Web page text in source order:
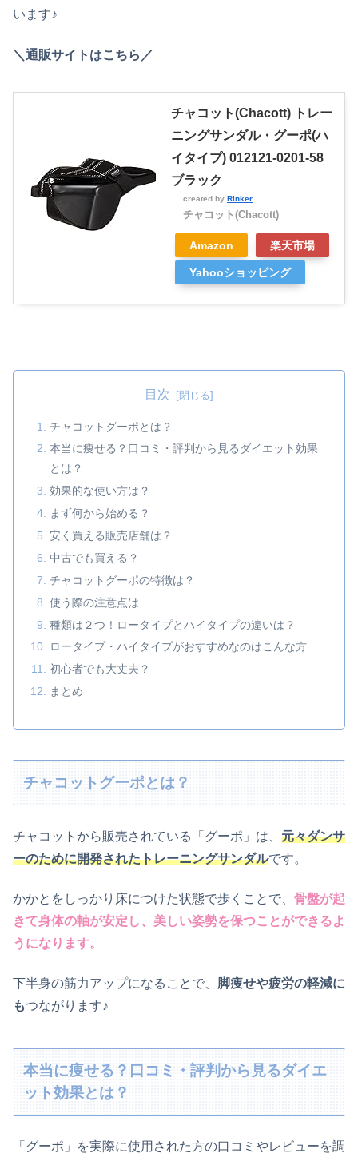
います♪
＼通販サイトはこちら／
チャコット(Chacott) トレー
ニングサンダル・グーポ(ハ
イタイプ) 012121-0201-58
ブラック
created by Rinker
チャコット(Chacott)
Amazon 楽天市場
Yahooショッピング
目次
チャコットグーポとは？
本当に痩せる？口コミ・評判から見るダイエット効果
とは？
効果的な使い方は？
まず何から始める？
安く買える販売店舗は？
中古でも買える？
チャコットグーポの特徴は？
使う際の注意点は
種類は２つ！ロータイプとハイタイプの違いは？
ロータイプ・ハイタイプがおすすめなのはこんな方
初心者でも大丈夫？
まとめ
チャコットグーポとは？
チャコットから販売されている「グーポ」は、 元々ダンサ
ーのために開発されたトレーニングサンダルです。
かかとをしっかり床につけた状態で歩くことで、 骨盤が起
きて身体の軸が安定し、美しい姿勢を保つことができるよ
うになります。
下半身の筋力アップになることで、 脚痩せや疲労の軽減に
もつながります♪
本当に痩せる？口コミ・評判から見るダイエ
ット効果とは？
「グーポ」を実際に使用された方の口コミやレビューを調